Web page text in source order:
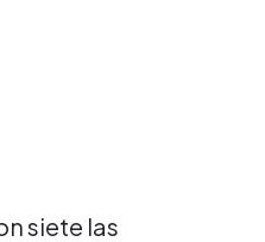
siete las